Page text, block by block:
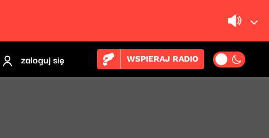
zaloguj się WSPIERAJ RADIO